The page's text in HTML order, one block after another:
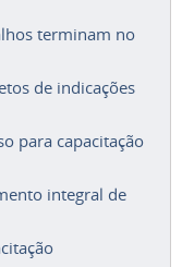
terminam no
de indicações
para capacitação
integral de